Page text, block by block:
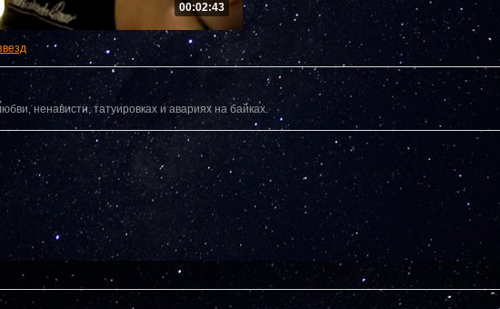
00:02:43
ненависти, татуировках и авариях на байках.